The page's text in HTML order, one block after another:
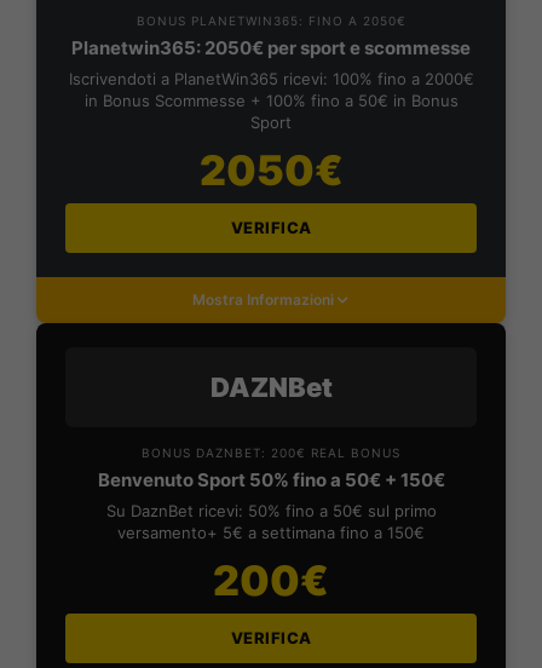
BONUS PLANETWIN365: FINO A 2050€
Planetwin365: 2050€ per sport e scommesse
Iscrivendoti a PlanetWin365 ricevi: 100% fino a 2000€
in Bonus Scommesse + 100% fino a 50€ in Bonus
Sport
2050€
VERIFICA
Mostra Informazioni
DAZNBet
BONUS DAZNBET: 200€ REAL BONUS
Benvenuto Sport 50% fino a 50€ + 150€
Su DaznBet ricevi: 50% fino a 50€ sul primo
versamento+ 5€ a settimana fino a 150€
200€
VERIFICA